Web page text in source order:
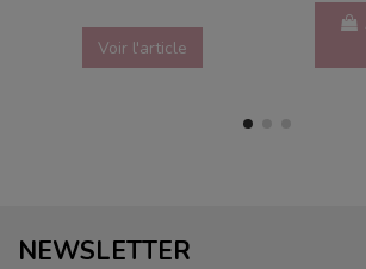
Voir l'article
NEWSLETTER